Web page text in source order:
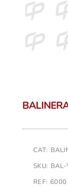
CAT:
SKU:
REF: